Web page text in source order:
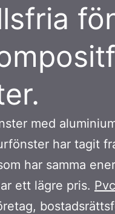
med
har tagit
har samma
ett lägre pris.